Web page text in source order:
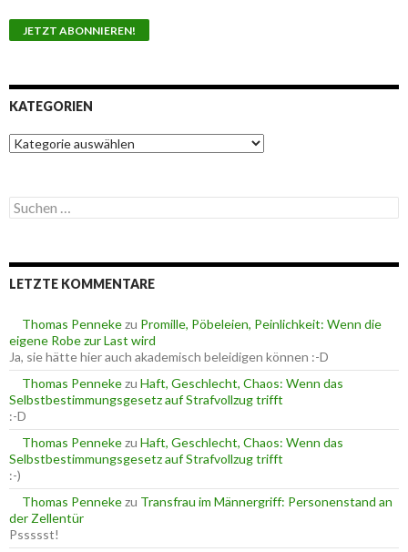
KATEGORIEN
K
a
g
o
n
S
u
e
n
c
h
:
LETZTE KOMMENTARE
Thomas Pennekezu Promille, Pöbeleien, Peinlichkeit: Wenn die
eigene Robe zur Last wird
Ja, sie hätte hier auch akademisch beleidigen können :-D
Thomas Pennekezu Haft, Geschlecht, Chaos: Wenn das
Selbstbestimmungsgesetz auf Strafvollzug trifft
:-D
Thomas Pennekezu Haft, Geschlecht, Chaos: Wenn das
Selbstbestimmungsgesetz auf Strafvollzug trifft
:-)
Thomas Pennekezu Transfrau im Männergriff: Personenstand an
der Zellentür
Pssssst!